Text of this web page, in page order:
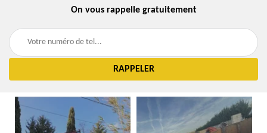
On vous rappelle gratuitement